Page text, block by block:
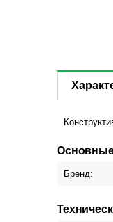
Основные
Бренд: